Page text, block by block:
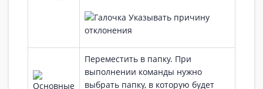
Переместить в папку. При
выполнении команды нужно
выбрать папку, в которую будет